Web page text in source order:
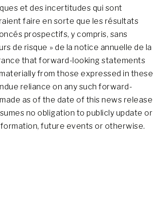
et des incertitudes qui sont
faire en sorte que les résultats
prospectifs, y compris, sans
de risque » de la notice annuelle de la
that forward-looking statements
from those expressed in these
reliance on any such forward-
as of the date of this news release
no obligation to publicly update or
future events or otherwise.